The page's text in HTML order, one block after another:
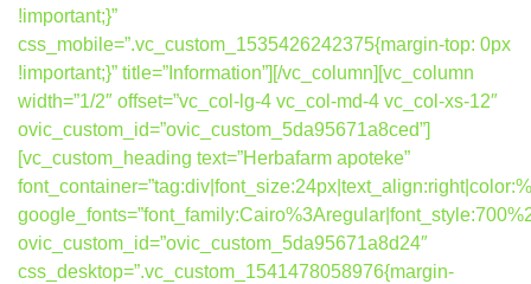
!important;}”
css_mobile=”.vc_custom_1535426242375{margin-top: 0px
!important;}” title=”Information”][/vc_column][vc_column
width=”1/2″ offset=”vc_col-lg-4 vc_col-md-4 vc_col-xs-12″
ovic_custom_id=”ovic_custom_5da95671a8ced”]
[vc_custom_heading text=”Herbafarm apoteke”
ovic_custom_id=”ovic_custom_5da95671a8d24″
css_desktop=”.vc_custom_1541478058976{margin-